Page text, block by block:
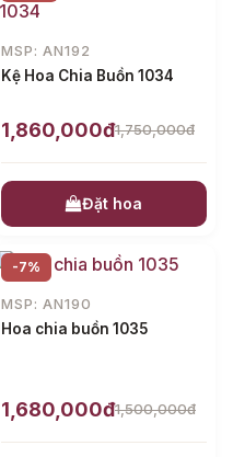
MSP: AN192
Kệ Hoa Chia Buồn 1034
1,860,000đ1,750,000đ
Đặt hoa
-7%
MSP: AN190
Hoa chia buồn 1035
1,680,000đ1,500,000đ